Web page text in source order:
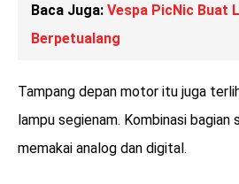
Baca Juga: Vespa PicNic Buat
Berpetualang
Tampang depan motor itu juga
lampu segienam. Kombinasi
memakai analog dan digital.